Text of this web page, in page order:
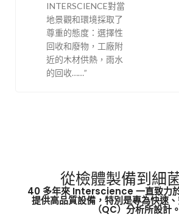
INTERSCIENCE對當
地景觀和環境採取了
尊重的態度：選擇性
回收和廢物，工廠附
近的木材供熱，雨水
的回收……”
從檢體製備到細
40 多年來 Interscience 一直致力
提供高品質設備，特別是專為快速
（QC）分析所設計。